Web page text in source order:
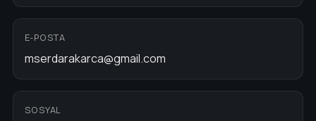
E-POSTA
mserdarakarca@gmail.com
SOSYAL